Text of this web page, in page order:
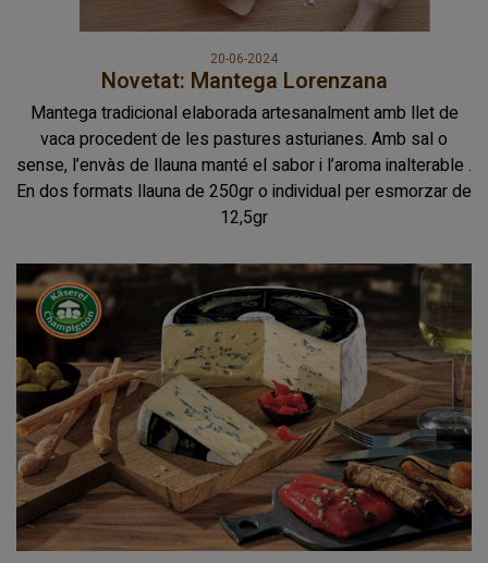
20-06-2024
Novetat: Mantega Lorenzana
Mantega tradicional elaborada artesanalment amb llet de
vaca procedent de les pastures asturianes. Amb sal o
sense, l’envàs de llauna manté el sabor i l’aroma inalterable .
En dos formats llauna de 250gr o individual per esmorzar de
12,5gr